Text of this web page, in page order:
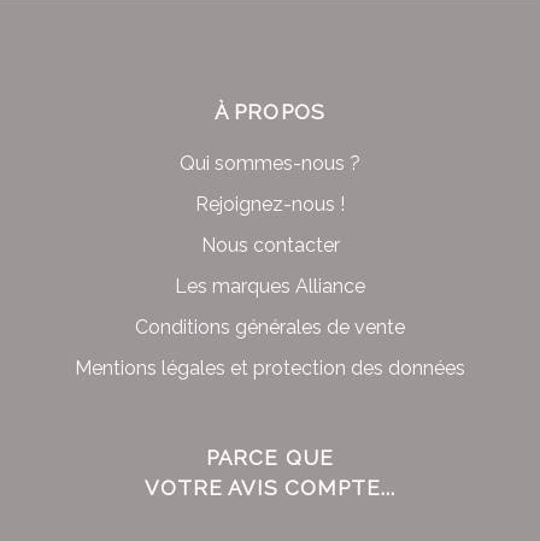
À PROPOS
Qui sommes-nous ?
Rejoignez-nous !
Nous contacter
Les marques Alliance
Conditions générales de vente
Mentions légales et protection des données
PARCE QUE
VOTRE AVIS COMPTE...